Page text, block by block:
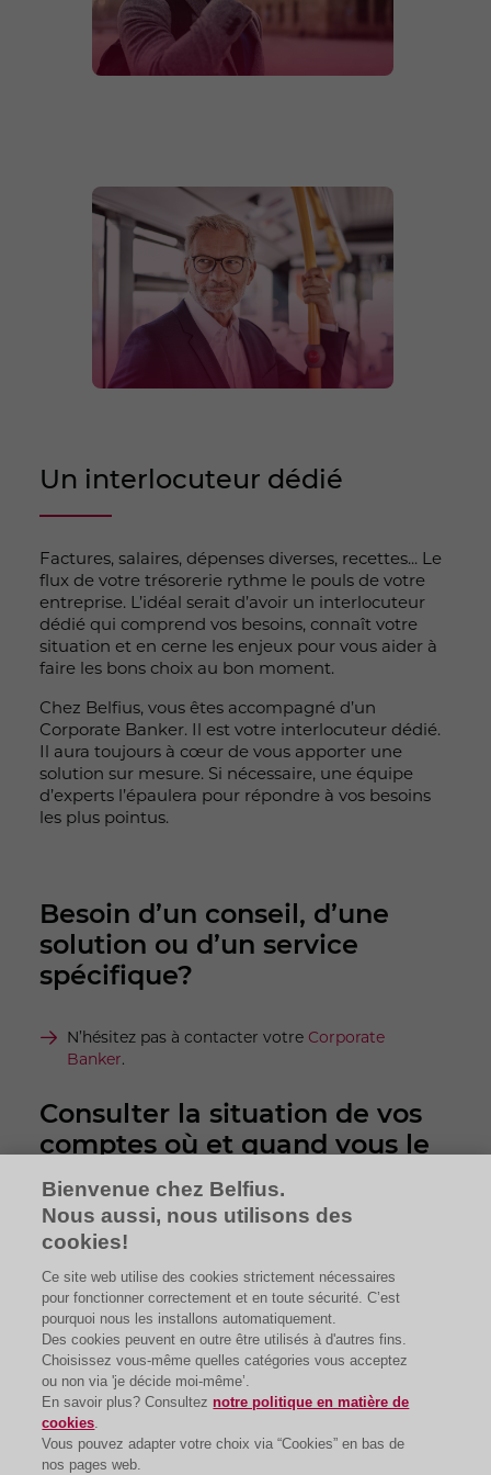
Un interlocuteur dédié
Factures, salaires, dépenses diverses, recettes... Le
flux de votre trésorerie rythme le pouls de votre
entreprise. L’idéal serait d’avoir un interlocuteur
dédié qui comprend vos besoins, connaît votre
situation et en cerne les enjeux pour vous aider à
faire les bons choix au bon moment.
Chez Belfius, vous êtes accompagné d’un
Corporate Banker. Il est votre interlocuteur dédié.
Il aura toujours à cœur de vous apporter une
solution sur mesure. Si nécessaire, une équipe
d’experts l’épaulera pour répondre à vos besoins
les plus pointus.
Besoin d’un conseil, d’une
solution ou d’un service
spécifique?
N’hésitez pas à contacter votre Corporate
Banker.
Consulter la situation de vos
comptes où et quand vous le
voulez?
BelfiusWeb
Bienvenue chez Belfius.
Nous aussi, nous utilisons des
cookies!
Ce site web utilise des cookies strictement nécessaires
pour fonctionner correctement et en toute sécurité. C’est
pourquoi nous les installons automatiquement.
Des cookies peuvent en outre être utilisés à d'autres fins.
Choisissez vous-même quelles catégories vous acceptez
ou non via 'je décide moi-même’.
En savoir plus? Consulteznotre politique en matière de
cookies.
Vous pouvez adapter votre choix via “Cookies” en bas de
nos pages web.